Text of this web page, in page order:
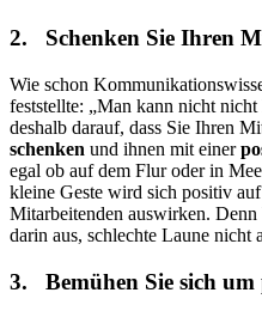
2. Schenken Sie Ihren
Wie schon
feststellte: „Man kann nicht
deshalb darauf, dass Sie Ihren
schenken und ihnen mit einer
egal ob auf dem Flur oder in
kleine Geste wird sich positiv
Mitarbeitenden auswirken.
darin aus, schlechte Laune nicht
3. Bemühen Sie sich um